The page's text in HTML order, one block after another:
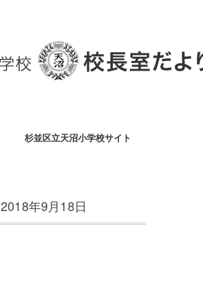
杉並区立天沼小学校サイト
2018年9月18日